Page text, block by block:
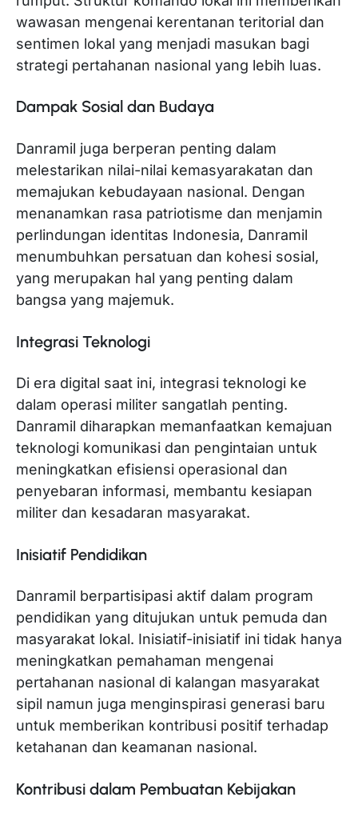
wawasan mengenai kerentanan teritorial dan
sentimen lokal yang menjadi masukan bagi
strategi pertahanan nasional yang lebih luas.
Dampak Sosial dan Budaya
Danramil juga berperan penting dalam
melestarikan nilai-nilai kemasyarakatan dan
memajukan kebudayaan nasional. Dengan
menanamkan rasa patriotisme dan menjamin
perlindungan identitas Indonesia, Danramil
menumbuhkan persatuan dan kohesi sosial,
yang merupakan hal yang penting dalam
bangsa yang majemuk.
Integrasi Teknologi
Di era digital saat ini, integrasi teknologi ke
dalam operasi militer sangatlah penting.
Danramil diharapkan memanfaatkan kemajuan
teknologi komunikasi dan pengintaian untuk
meningkatkan efisiensi operasional dan
penyebaran informasi, membantu kesiapan
militer dan kesadaran masyarakat.
Inisiatif Pendidikan
Danramil berpartisipasi aktif dalam program
pendidikan yang ditujukan untuk pemuda dan
masyarakat lokal. Inisiatif-inisiatif ini tidak hanya
meningkatkan pemahaman mengenai
pertahanan nasional di kalangan masyarakat
sipil namun juga menginspirasi generasi baru
untuk memberikan kontribusi positif terhadap
ketahanan dan keamanan nasional.
Kontribusi dalam Pembuatan Kebijakan